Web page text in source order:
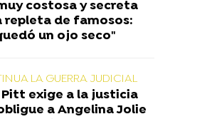
costosa y secreta
repleta de famosos:
un ojo seco"
LA GUERRA JUDICIAL
Pitt exige a la justicia
a Angelina Jolie